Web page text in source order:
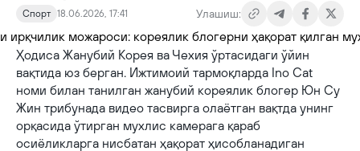
Спорт 18.06.2026, 17:41 Улашиш:
Ҳодиса Жанубий Корея ва Чехия ўртасидаги ўйин
вақтида юз берган. Ижтимоий тармоқларда Ino Cat
номи билан танилган жанубий кореялик блогер Юн Су
Жин трибунада видео тасвирга олаётган вақтда унинг
орқасида ўтирган мухлис камерага қараб
осиёликларга нисбатан ҳақорат ҳисобланадиган